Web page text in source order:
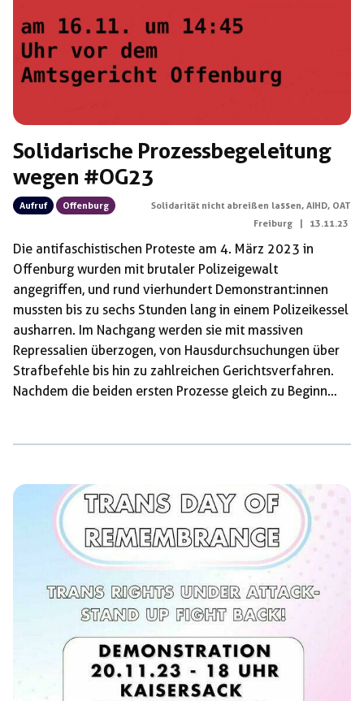
Solidarische Prozessbegeleitung
wegen #OG23
Aufruf Offenburg Solidarität nicht abreißen lassen, AIHD, OAT
Freiburg
| 13.11.23
Die antifaschistischen Proteste am 4. März 2023 in
Offenburg wurden mit brutaler Polizeigewalt
angegriffen, und rund vierhundert Demonstrant:innen
mussten bis zu sechs Stunden lang in einem Polizeikessel
ausharren. Im Nachgang werden sie mit massiven
Repressalien überzogen, von Hausdurchsuchungen über
Strafbefehle bis hin zu zahlreichen Gerichtsverfahren.
Nachdem die beiden ersten Prozesse gleich zu Beginn
Vermummung vorgeworfen wird. Gegen den Strafbefehl
über absurde 60 Tagessätze, der ihm deshalb vor einigen
Wochen zugestellt worden war, legte der Betroffene
Widerspruch ein. Angesichts der massiven
Repressionswelle, […]